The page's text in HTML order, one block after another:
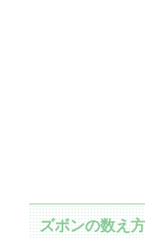
ズボンの数え